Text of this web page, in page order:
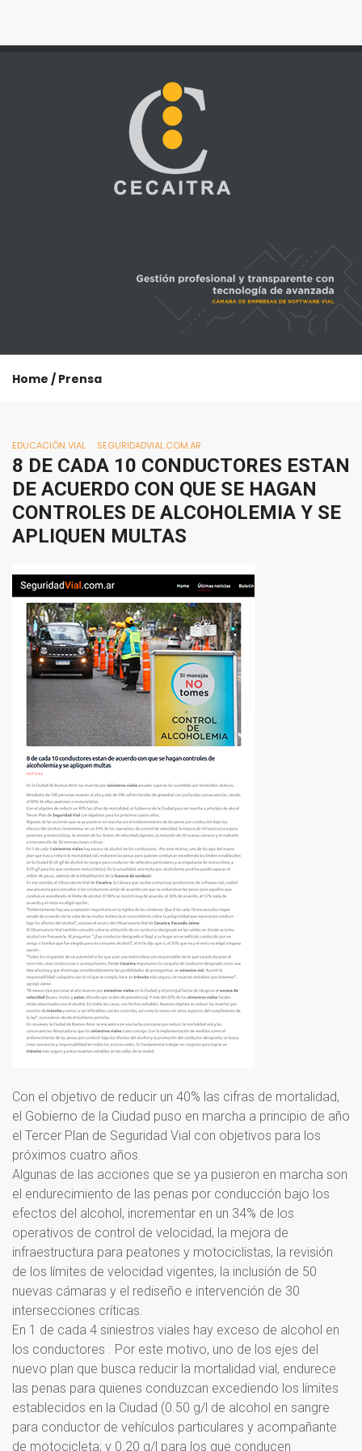
Home / Prensa
EDUCACIÓN VIAL SEGURIDADVIAL.COM.AR
8 DE CADA 10 CONDUCTORES ESTAN
DE ACUERDO CON QUE SE HAGAN
CONTROLES DE ALCOHOLEMIA Y SE
APLIQUEN MULTAS
Con el objetivo de reducir un 40% las cifras de mortalidad,
el Gobierno de la Ciudad puso en marcha a principio de año
el Tercer Plan de Seguridad Vial con objetivos para los
próximos cuatro años.
Algunas de las acciones que se ya pusieron en marcha son
el endurecimiento de las penas por conducción bajo los
efectos del alcohol, incrementar en un 34% de los
operativos de control de velocidad, la mejora de
infraestructura para peatones y motociclistas, la revisión
de los límites de velocidad vigentes, la inclusión de 50
nuevas cámaras y el rediseño e intervención de 30
intersecciones críticas.
En 1 de cada 4 siniestros viales hay exceso de alcohol en
los conductores . Por este motivo, uno de los ejes del
nuevo plan que busca reducir la mortalidad vial, endurece
las penas para quienes conduzcan excediendo los límites
establecidos en la Ciudad (0.50 g/l de alcohol en sangre
para conductor de vehículos particulares y acompañante
de motocicleta; y 0.20 g/l para los que conducen